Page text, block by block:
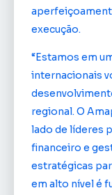
execução.
“Estamos em
internacionais
regional. O
lado de líderes
financeiro e
estratégicas
em alto nível é